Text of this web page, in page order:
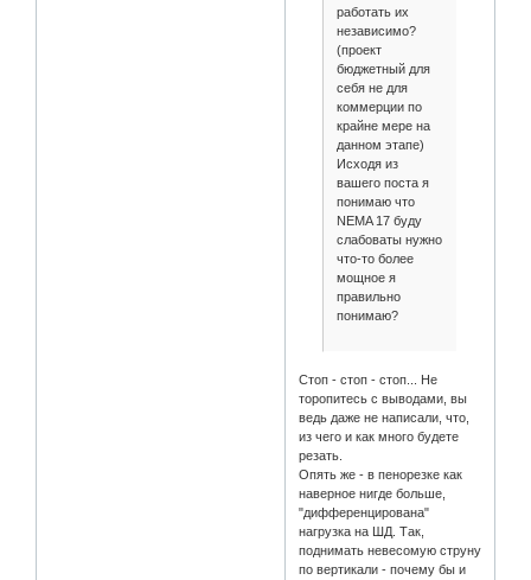
работать их
независимо?
(проект
бюджетный для
себя не для
коммерции по
крайне мере на
данном этапе)
Исходя из
вашего поста я
понимаю что
NEMA 17 буду
слабоваты нужно
что-то более
мощное я
правильно
понимаю?
Стоп - стоп - стоп... Не
торопитесь с выводами, вы
ведь даже не написали, что,
из чего и как много будете
резать.
Опять же - в пенорезке как
наверное нигде больше,
"дифференцирована"
нагрузка на ШД. Так,
поднимать невесомую струну
по вертикали - почему бы и